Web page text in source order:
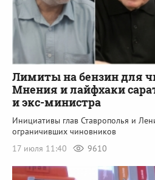
Лимиты на бензин для
Мнения и лайфхаки
и экс-министра
Инициативы глав Ставрополья и
ограничивших чиновников
17 июля 11:40
9610